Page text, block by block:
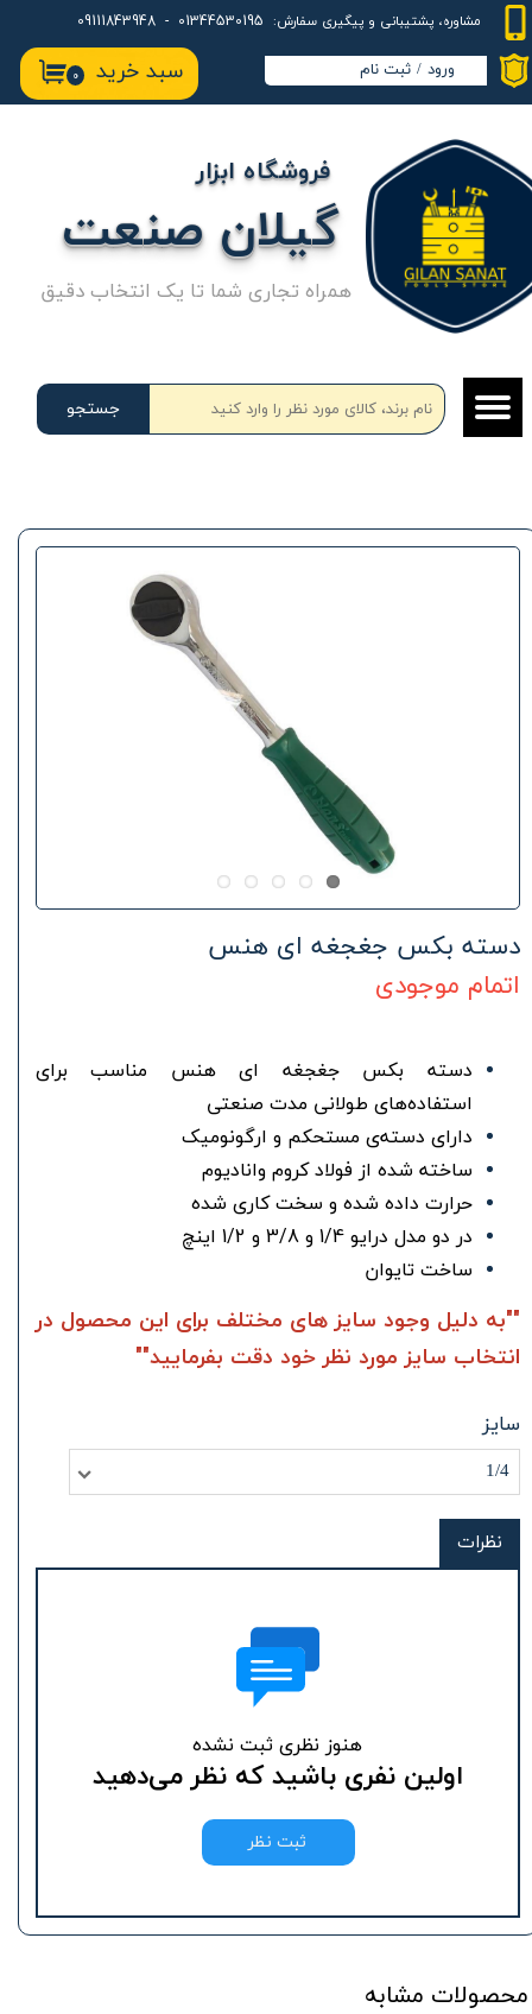
مشاوره، پشتیبانی و پیگیری سفارش:
۰ سبد خرید ورود / ثبت نام
حساب کاربری من
تغییر گذر واژه
سفارشات
خروج از حساب کاربری
جستجو
گیلان صنعت
فروشگاه ابزار
همراه تجاری شما تا یک انتخاب دقیق
دسته بکس جغجغه ای هنس
اتمام موجودی
دسته بکس جغجغه ای هنس مناسب برای
استفاده‌های طولانی مدت صنعتی
دارای دسته‌ی مستحکم و ارگونومیک
ساخته شده از فولاد کروم وانادیوم
حرارت داده شده و سخت کاری شده
در دو مدل درایو 1/4 و 3/8 و 1/2 اینچ
ساخت تایوان
""به دلیل وجود سایز های مختلف برای این محصول در
انتخاب سایز مورد نظر خود دقت بفرمایید""
سایز
1/4
نظرات
هنوز نظری ثبت نشده
اولین نفری باشید که نظر می‌دهید
ثبت نظر
محصولات مشابه